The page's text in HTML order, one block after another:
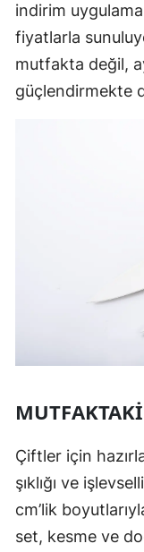
indirim
fiyatlarla
mutfakta değil,
güçlendirmekte
Çiftler için
şıklığı ve
cm’lik
set, kesme ve